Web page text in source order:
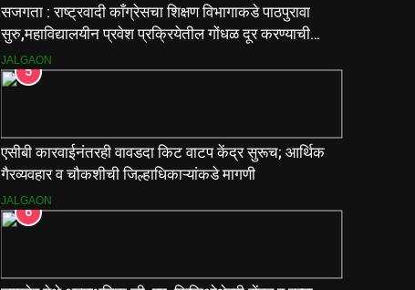
सजगता : राष्ट्रवादी काँग्रेसचा शिक्षण विभागाकडे पाठपुरावा
सुरु,महाविद्यालयीन प्रवेश प्रक्रियेतील गोंधळ दूर करण्याची
मागणी
JALGAON
5
एसीबी कारवाईनंतरही वावडदा किट वाटप केंद्र सुरूच; आर्थिक
गैरव्यवहार व चौकशीची जिल्हाधिकाऱ्यांकडे मागणी
JALGAON
6